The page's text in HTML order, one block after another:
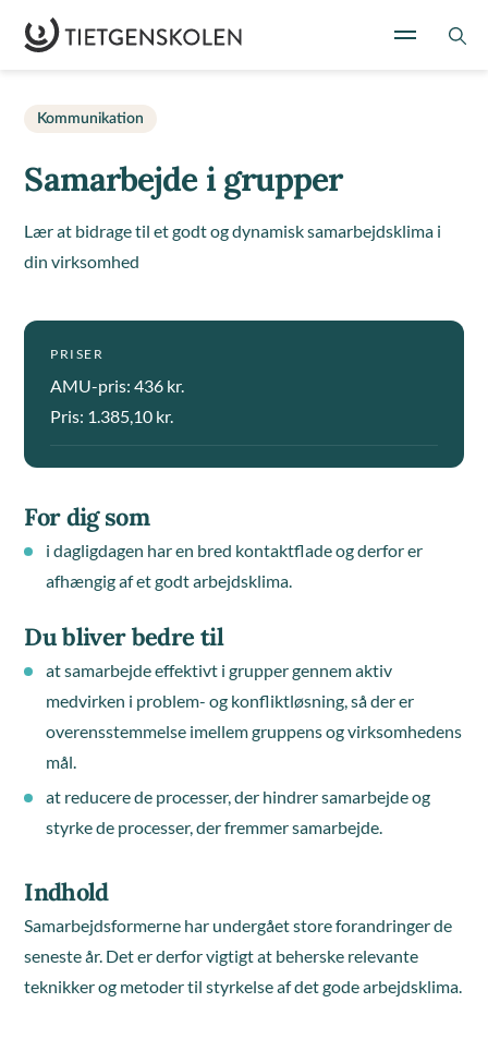
Kommunikation
Samarbejde i grupper
Lær at bidrage til et godt og dynamisk samarbejdsklima i
din virksomhed
PRISER
AMU-pris: 436 kr.
Pris: 1.385,10 kr.
For dig som
i dagligdagen har en bred kontaktflade og derfor er
afhængig af et godt arbejdsklima.
Du bliver bedre til
at samarbejde effektivt i grupper gennem aktiv
medvirken i problem- og konfliktløsning, så der er
overensstemmelse imellem gruppens og virksomhedens
mål.
at reducere de processer, der hindrer samarbejde og
styrke de processer, der fremmer samarbejde.
Indhold
Samarbejdsformerne har undergået store forandringer de
seneste år. Det er derfor vigtigt at beherske relevante
teknikker og metoder til styrkelse af det gode arbejdsklima.